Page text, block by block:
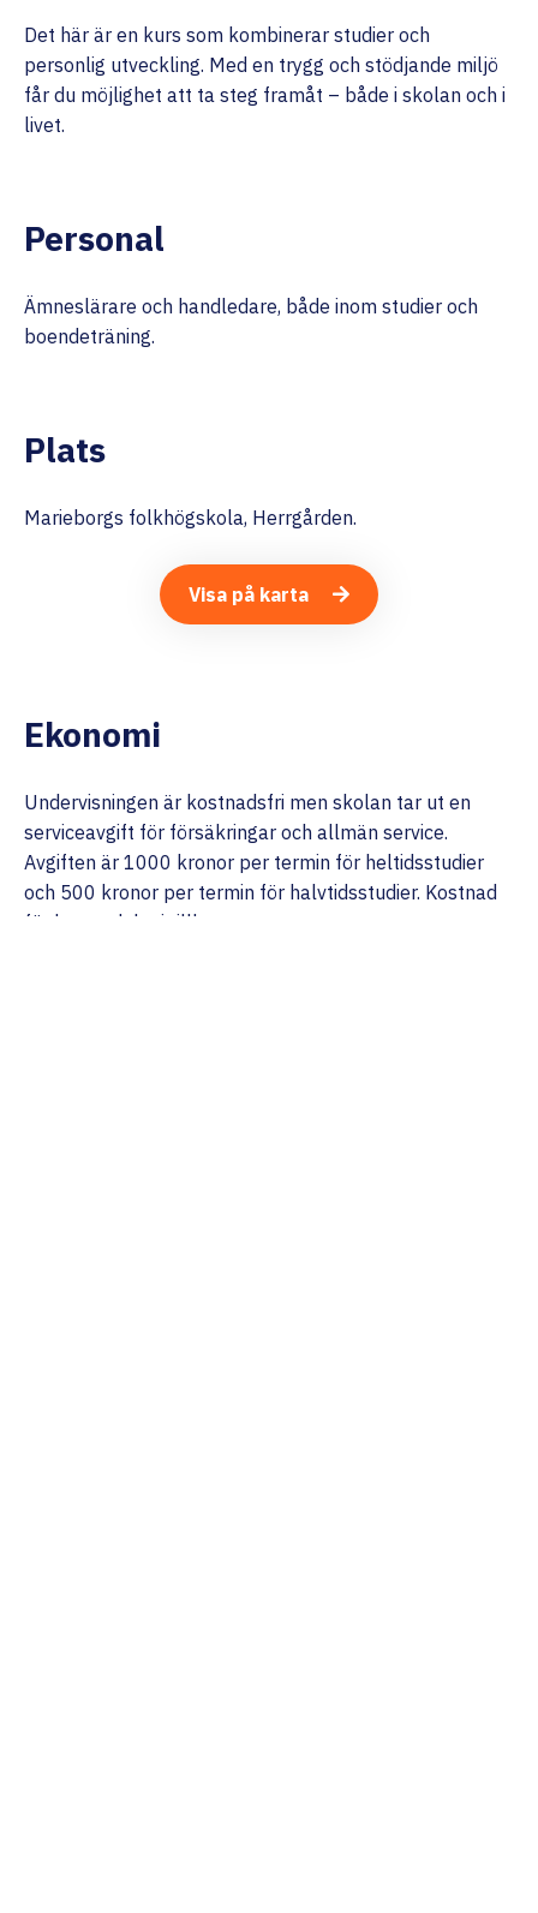
Det här är en kurs som kombinerar studier och
personlig utveckling. Med en trygg och stödjande miljö
får du möjlighet att ta steg framåt – både i skolan och i
livet.
Personal
Ämneslärare och handledare, både inom studier och
boendeträning.
Plats
Marieborgs folkhögskola, Herrgården.
Visa på karta
Ekonomi
Undervisningen är kostnadsfri men skolan tar ut en
serviceavgift för försäkringar och allmän service.
Avgiften är 1000 kronor per termin för heltidsstudier
och 500 kronor per termin för halvtidsstudier. Kostnad
för kost och logi tillkommer.